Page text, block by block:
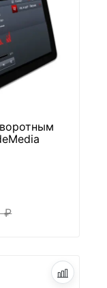
₽